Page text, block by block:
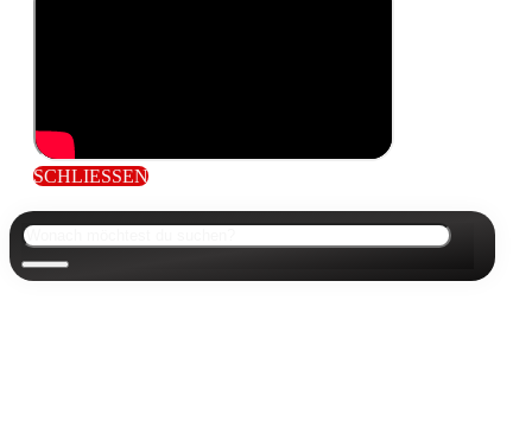
SCHLIESSEN
Suchen